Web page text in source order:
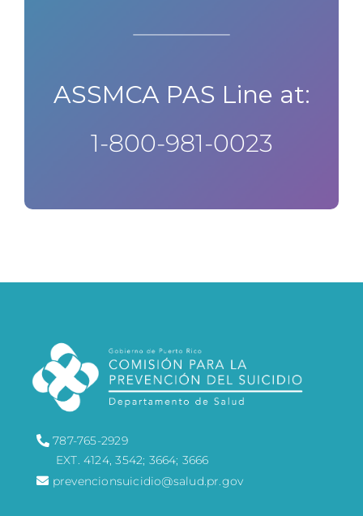
ASSMCA PAS Line at:
1-800-981-0023​
787-765-2929
EXT. 4124, 3542; 3664; 3666
prevencionsuicidio@salud.pr.gov